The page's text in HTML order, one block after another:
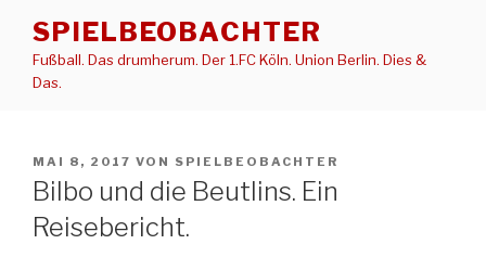
Inhalt
springen
SPIELBEOBACHTER
Fußball. Das drumherum. Der 1.FC Köln. Union Berlin. Dies &
Das.
VERÖFFENTLICHT
AM
MAI 8, 2017 VON SPIELBEOBACHTER
Bilbo und die Beutlins. Ein
Reisebericht.